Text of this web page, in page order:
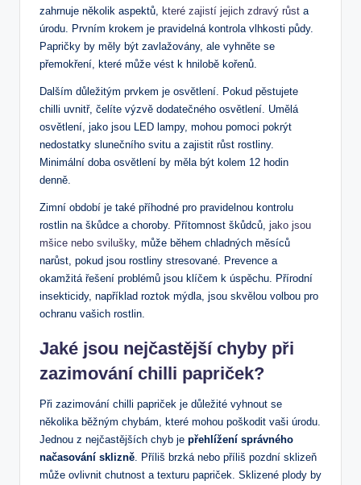
zahrnuje několik aspektů, které zajistí jejich zdravý růst a
úrodu. Prvním krokem je pravidelná kontrola vlhkosti půdy.
Papričky by měly být zavlažovány, ale vyhněte se
přemokření, které může vést k hnilobě kořenů.
Dalším důležitým prvkem je osvětlení. Pokud pěstujete
chilli uvnitř, čelíte výzvě dodatečného osvětlení. Umělá
osvětlení, jako jsou LED lampy, mohou pomoci pokrýt
nedostatky slunečního svitu a zajistit růst rostliny.
Minimální doba osvětlení by měla být kolem 12 hodin
denně.
Zimní období je také příhodné pro pravidelnou kontrolu
rostlin na škůdce a choroby. Přítomnost škůdců, jako jsou
mšice nebo svilušky, může během chladných měsíců
narůst, pokud jsou rostliny stresované. Prevence a
okamžitá řešení problémů jsou klíčem k úspěchu. Přírodní
insekticidy, například roztok mýdla, jsou skvělou volbou pro
ochranu vašich rostlin.
Jaké jsou nejčastější chyby při
zazimování chilli papriček?
Při zazimování chilli papriček je důležité vyhnout se
několika běžným chybám, které mohou poškodit vaši úrodu.
Jednou z nejčastějších chyb je přehlížení správného
načasování sklizně . Příliš brzká nebo příliš pozdní sklizeň
může ovlivnit chutnost a texturu papriček. Sklizené plody by